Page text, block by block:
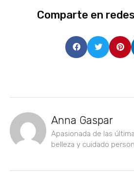
Comparte en
Anna Gaspar
Apasionada de las
belleza y cuidado